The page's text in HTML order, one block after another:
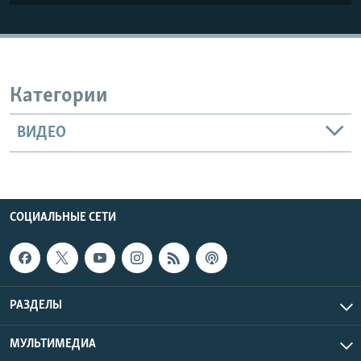
Категории
ВИДЕО
СОЦИАЛЬНЫЕ СЕТИ
РАЗДЕЛЫ
МУЛЬТИМЕДИА